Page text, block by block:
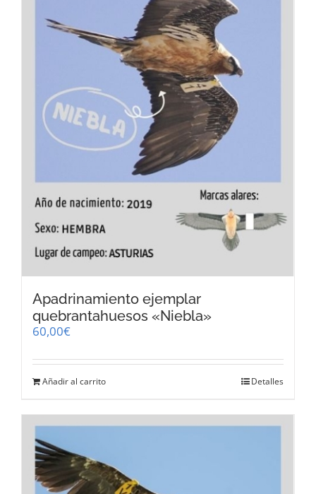
Apadrinamiento ejemplar
quebrantahuesos «Niebla»
60,00€
Añadir al carrito Detalles